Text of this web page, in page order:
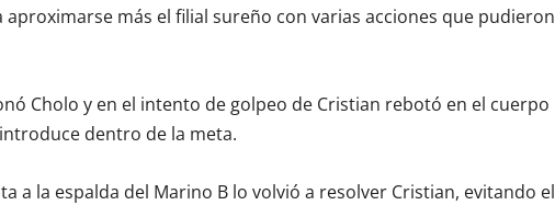
más el filial sureño con varias acciones que pudieron
Cholo y en el intento de golpeo de Cristian rebotó en el cuerpo
dentro de la meta.
a la espalda del Marino B lo volvió a resolver Cristian, evitando el